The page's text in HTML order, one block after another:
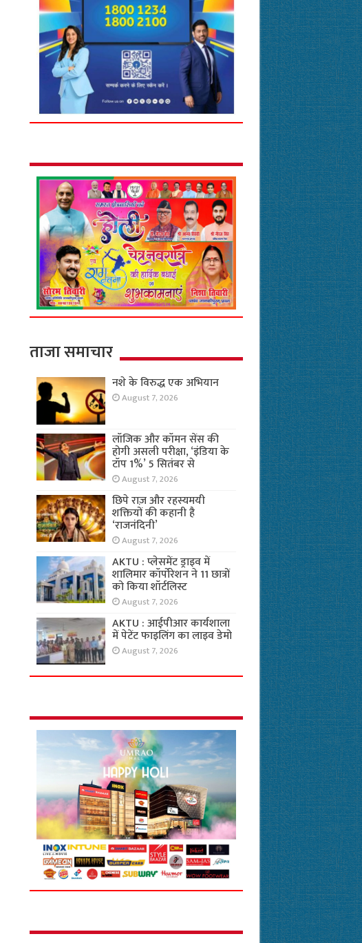
ताजा समाचार
नशे के विरुद्ध एक अभियान
August 7, 2026
लॉजिक और कॉमन सेंस की
होगी असली परीक्षा, ‘इंडिया के
टॉप 1%’ 5 सितंबर से
August 7, 2026
छिपे राज़ और रहस्यमयी
शक्तियों की कहानी है
‘राजनंदिनी’
August 7, 2026
AKTU : प्लेसमेंट ड्राइव में
शालिमार कॉर्पोरेशन ने 11 छात्रों
को किया शॉर्टलिस्ट
August 7, 2026
AKTU : आईपीआर कार्यशाला
में पेटेंट फाइलिंग का लाइव डेमो
August 7, 2026